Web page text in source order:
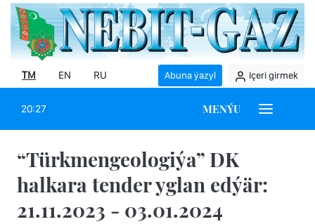
TM EN RU Abuna ýazyl Içeri girmek
20:27 MENÝU
“Türkmengeologiýa” DK
halkara tender yglan edýär:
21.11.2023 - 03.01.2024